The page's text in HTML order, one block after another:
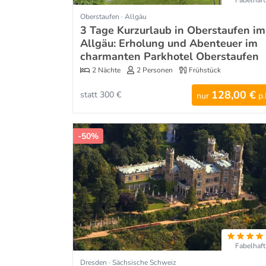
Oberstaufen · Allgäu
3 Tage Kurzurlaub in Oberstaufen im
Allgäu: Erholung und Abenteuer im
charmanten Parkhotel Oberstaufen
2 Nächte 2 Personen Frühstück
nur 128,00 €
statt 300 €
-50%
Fabelhaft
Dresden · Sächsische Schweiz